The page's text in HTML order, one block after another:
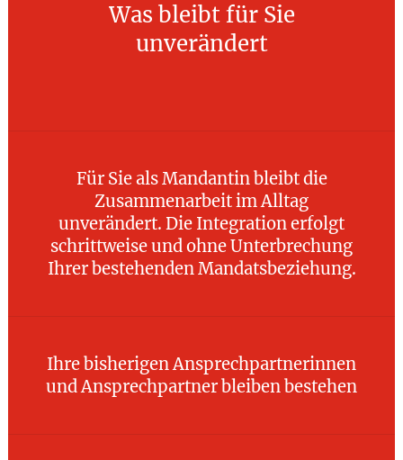
Was bleibt für Sie
unverändert
Für Sie als Mandantin bleibt die
Zusammenarbeit im Alltag
unverändert. Die Integration erfolgt
schrittweise und ohne Unterbrechung
Ihrer bestehenden Mandatsbeziehung.
Ihre bisherigen Ansprechpartnerinnen
und Ansprechpartner bleiben bestehen